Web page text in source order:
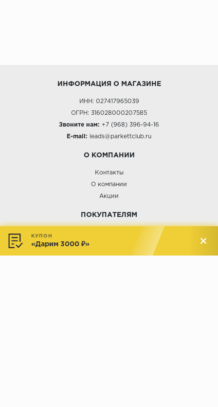
ИНФОРМАЦИЯ О МАГАЗИНЕ
ИНН: 027417965039
ОГРН: 316028000207585
Звоните нам: +7 (968) 396-94-16
E-mail: leads@parkettclub.ru
О КОМПАНИИ
Контакты
О компании
Акции
ПОКУПАТЕЛЯМ
Доставка и оплата
Обмен и возврат
КУПОН
«Дарим 3000 ₽»